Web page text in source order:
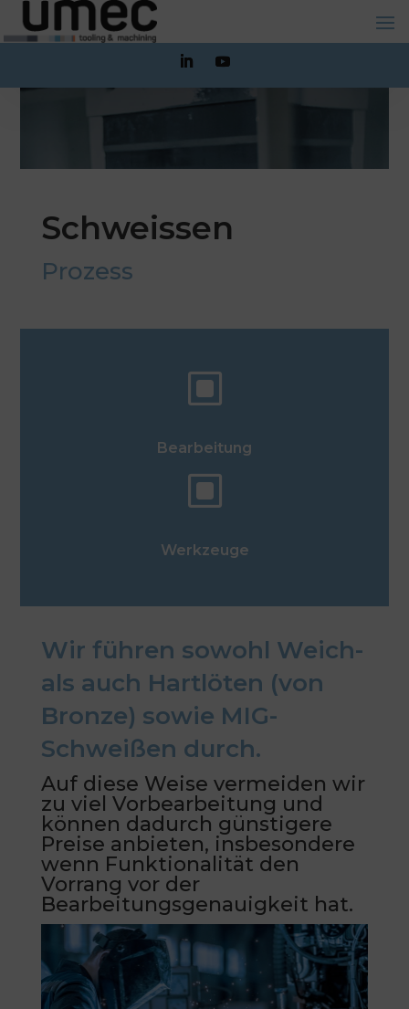
Schweissen
Prozess
W
Bearbeitung
W
Werkzeuge
Wir führen sowohl Weich-
als auch Hartlöten (von
Bronze) sowie MIG-
Schweißen durch.
Auf diese Weise vermeiden wir
zu viel Vorbearbeitung und
können dadurch günstigere
Preise anbieten, insbesondere
wenn Funktionalität den
Vorrang vor der
Bearbeitungsgenauigkeit hat.